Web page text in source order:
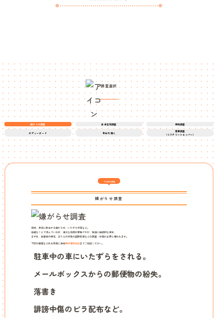
調査選択
嫌がらせ調査 単身赴任調査 特殊調査
ボディーガード 告白代理人
覆面調査
（ミステリーショッパー）
その他の調査
嫌がらせ調査
突然、身近に発生する嫌がらせ、いたずら行為など。
些細なことで済んでいれば、過大な反応は禁物ですが、執拗に継続的な場合、
まずは、加害者の特定、またその行為の証拠取得などの調査・対策が必要と思われます。
下記の被害などはお気軽に当社無料電話相談までご相談ください。
駐車中の車にいたずらをされる。
メールボックスからの郵便物の紛失。
落書き
誹謗中傷のビラ配布など。